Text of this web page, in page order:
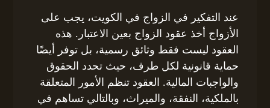
عند التفكير في الزواج في الكويت، يجب على
الأزواج أخذ عقود الزواج بعين الاعتبار. هذه
العقود ليست فقط وثائق رسمية، بل توفر أيضًا
حماية قانونية لكل طرف، حيث تحدد الحقوق
والواجبات المالية. العقود تنظم الأمور المتعلقة
بالملكية، النفقة، والميراث، وبالتالي تساهم في